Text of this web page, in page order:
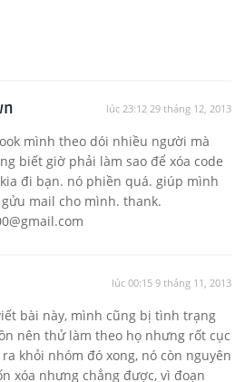
lúc 23:12 29 tháng 12, 2013
mình theo dói nhiều người mà
biết giờ phải làm sao để xóa code
đi bạn. nó phiền quá. giúp mình
mail cho mình. thank.
lúc 00:15 9 tháng 11, 2013
bài này, mình cũng bị tình trạng
nên thử làm theo họ nhưng rốt cục
khỏi nhóm đó xong, nó còn nguyên
xóa nhưng chẳng được, vì đoạn